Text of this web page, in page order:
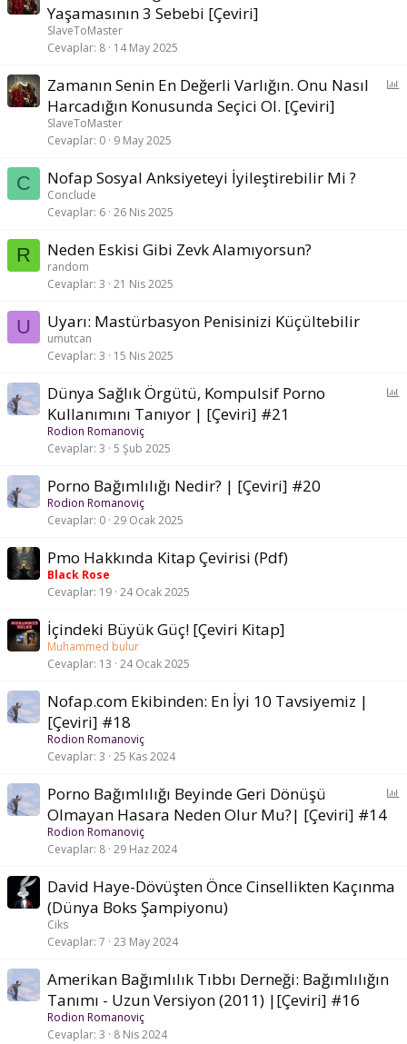
Yaşamasının 3 Sebebi [Çeviri]
SlaveToMaster
Cevaplar 8 14 May 2025
Zamanın Senin En Değerli Varlığın. Onu Nasıl
Harcadığın Konusunda Seçici Ol. [Çeviri]
SlaveToMaster
Cevaplar 0 9 May 2025
C Nofap Sosyal Anksiyeteyi İyileştirebilir Mi ?
Conclude
Cevaplar 6 26 Nis 2025
R Neden Eskisi Gibi Zevk Alamıyorsun?
random
Cevaplar 3 21 Nis 2025
U Uyarı: Mastürbasyon Penisinizi Küçültebilir
umutcan
Cevaplar 3 15 Nis 2025
Dünya Sağlık Örgütü, Kompulsif Porno
Kullanımını Tanıyor | [Çeviri] #21
Rodion Romanoviç
Cevaplar 3 5 Şub 2025
Porno Bağımlılığı Nedir? | [Çeviri] #20
Rodion Romanoviç
Cevaplar 0 29 Ocak 2025
Pmo Hakkında Kitap Çevirisi (Pdf)
Black Rose
Cevaplar 19 24 Ocak 2025
İçindeki Büyük Güç! [Çeviri Kitap]
Muhammed bulur
Cevaplar 13 24 Ocak 2025
Nofap.com Ekibinden: En İyi 10 Tavsiyemiz |
[Çeviri] #18
Rodion Romanoviç
Cevaplar 3 25 Kas 2024
Porno Bağımlılığı Beyinde Geri Dönüşü
Olmayan Hasara Neden Olur Mu?| [Çeviri] #14
Rodion Romanoviç
Cevaplar 8 29 Haz 2024
David Haye-Dövüşten Önce Cinsellikten Kaçınma
(Dünya Boks Şampiyonu)
Ciks
Cevaplar 7 23 May 2024
Amerikan Bağımlılık Tıbbı Derneği: Bağımlılığın
Tanımı - Uzun Versiyon (2011) |[Çeviri] #16
Rodion Romanoviç
Cevaplar 3 8 Nis 2024